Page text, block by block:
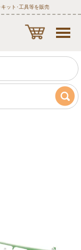
キット･工具等を販売